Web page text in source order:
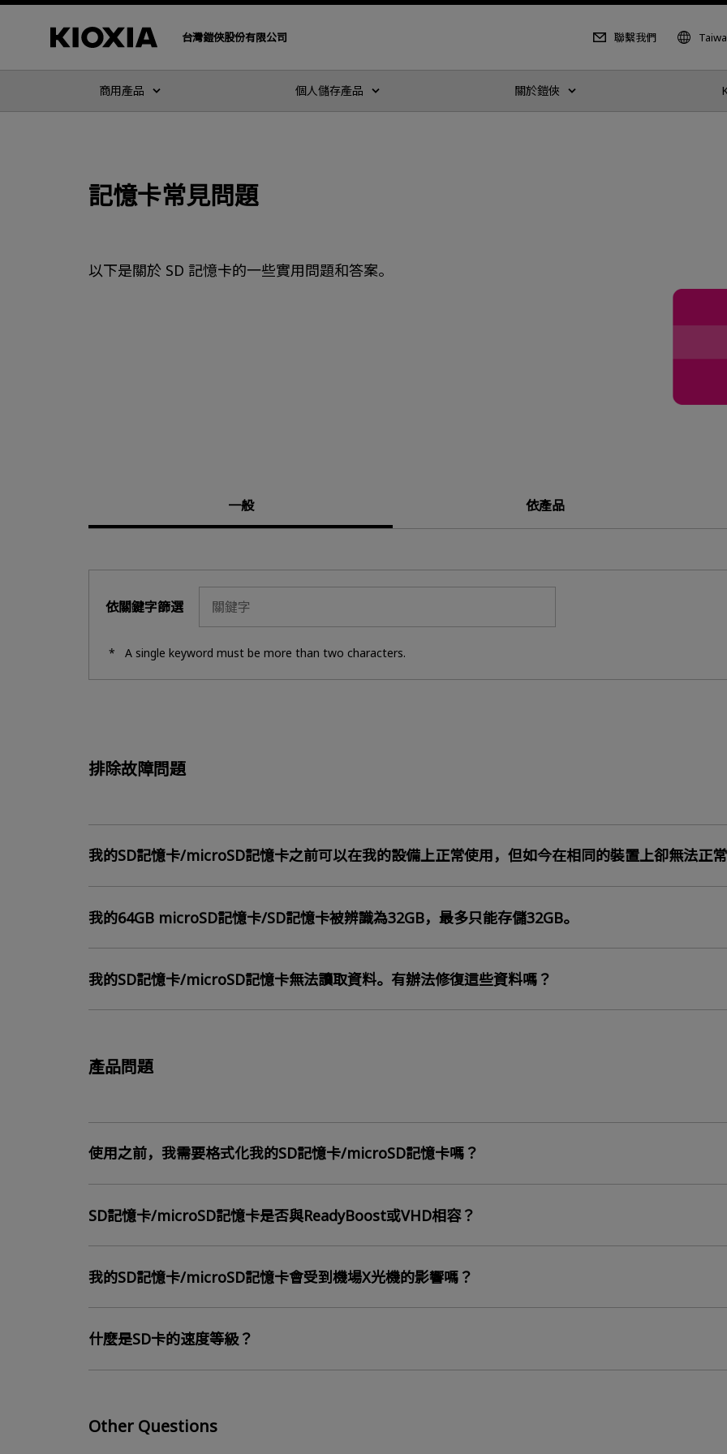
台灣鎧俠股份有限公司 聯繫我們
商用產品 個人儲存產品 關於鎧俠
記憶卡常見問題
以下是關於 SD 記憶卡的一些實用問題和答案。
一般 依產品
依關鍵字篩選
A single keyword must be more than two characters.
排除故障問題
我的SD記憶卡/microSD記憶卡之前可以在我的設備上正常使用，但如今在相同的裝置上卻無法正
我的64GB microSD記憶卡/SD記憶卡被辨識為32GB，最多只能存儲32GB。
我的SD記憶卡/microSD記憶卡無法讀取資料。有辦法修復這些資料嗎？
產品問題
使用之前，我需要格式化我的SD記憶卡/microSD記憶卡嗎？
SD記憶卡/microSD記憶卡是否與ReadyBoost或VHD相容？
我的SD記憶卡/microSD記憶卡會受到機場X光機的影響嗎？
什麼是SD卡的速度等級？
Other Questions